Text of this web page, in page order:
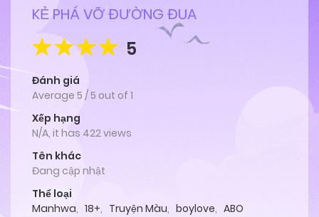
KẺ PHÁ VỠ ĐƯỜNG ĐUA
5
Đánh giá
Average 5 /5 out of 1
Xếp hạng
N/A, it has 422 views
Tên khác
Đang cập nhật
Thể loại
Manhwa, 18+, Truyện Màu, boylove, ABO